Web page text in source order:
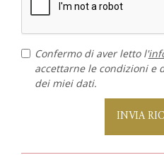
Confermo di aver letto l'
accettarne le condizioni e
dei miei dati.